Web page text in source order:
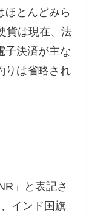
ほとんどみら
貨は現在、法
子決済が主な
りは省略され
」と表記さ
インド国旗